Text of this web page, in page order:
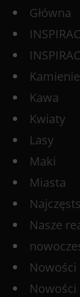
Główna
Kawa
Kwiaty
Lasy
Maki
Miasta
Nasze
Nowości
Nowości